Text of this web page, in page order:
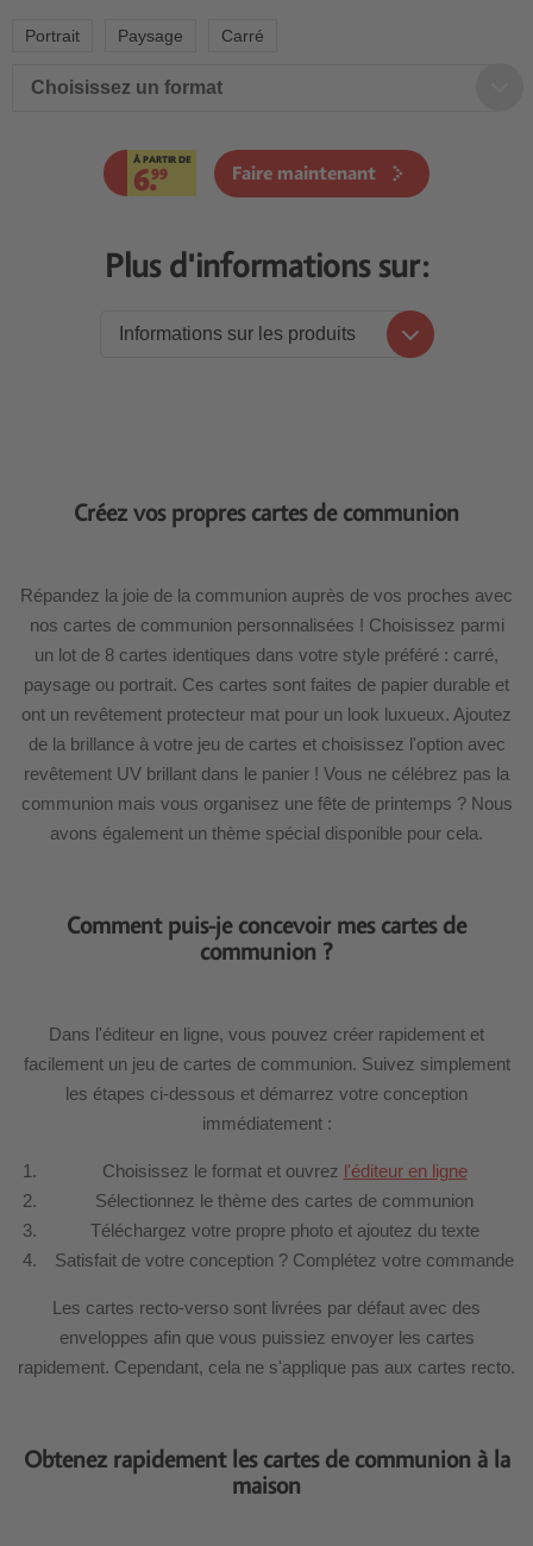
Portrait Paysage Carré
Choisissez un format
À PARTIR DE
6.99 Faire maintenant
Plus d'informations sur:
Informations sur les produits
Créez vos propres cartes de communion
Répandez la joie de la communion auprès de vos proches avec
nos cartes de communion personnalisées ! Choisissez parmi
un lot de 8 cartes identiques dans votre style préféré : carré,
paysage ou portrait. Ces cartes sont faites de papier durable et
ont un revêtement protecteur mat pour un look luxueux. Ajoutez
de la brillance à votre jeu de cartes et choisissez l'option avec
revêtement UV brillant dans le panier ! Vous ne célébrez pas la
communion mais vous organisez une fête de printemps ? Nous
avons également un thème spécial disponible pour cela.
Comment puis-je concevoir mes cartes de
communion ?
Dans l'éditeur en ligne, vous pouvez créer rapidement et
facilement un jeu de cartes de communion. Suivez simplement
les étapes ci-dessous et démarrez votre conception
immédiatement :
Choisissez le format et ouvrez l'éditeur en ligne
Sélectionnez le thème des cartes de communion
Téléchargez votre propre photo et ajoutez du texte
Satisfait de votre conception ? Complétez votre commande
Les cartes recto-verso sont livrées par défaut avec des
enveloppes afin que vous puissiez envoyer les cartes
rapidement. Cependant, cela ne s'applique pas aux cartes recto.
Obtenez rapidement les cartes de communion à la
maison